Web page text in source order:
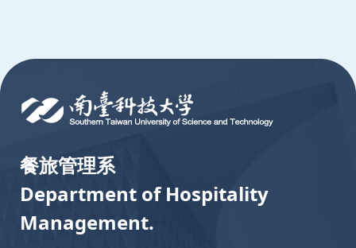
餐旅管理系
Department of Hospitality
Management.